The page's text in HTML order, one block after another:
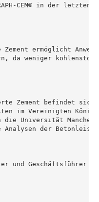
CEM® in der letzten
ermöglicht
da weniger
Zement befindet
im Vereinigten
die Universität
der
und Geschäftsführer